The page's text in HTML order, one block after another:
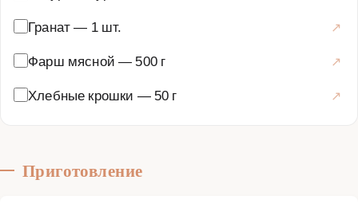
Гранат— 1 шт.
Фарш мясной — 500 г
Хлебные крошки — 50 г
Приготовление